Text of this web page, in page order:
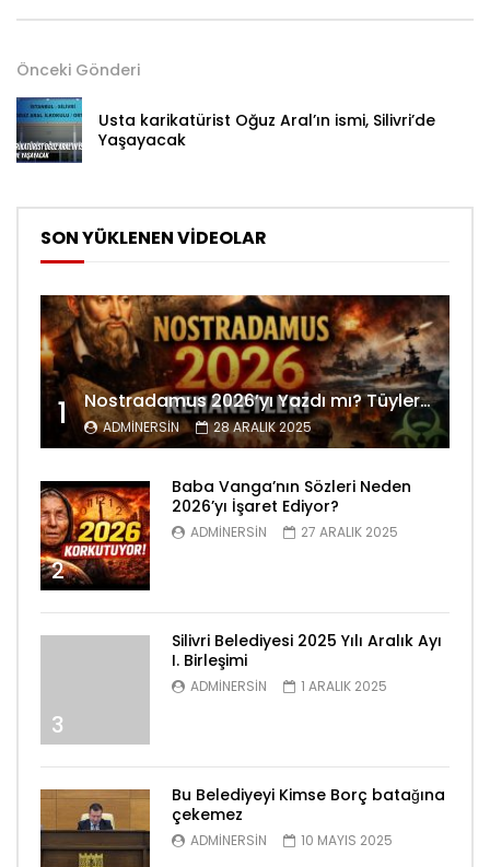
Önceki Gönderi
Usta karikatürist Oğuz Aral’ın ismi, Silivri’de
Yaşayacak
SON YÜKLENEN VİDEOLAR
1 Nostradamus 2026’yı Yazdı mı? Tüyler Ürperten Kehanetler
ADMINERSIN 28 ARALIK 2025
2
Baba Vanga’nın Sözleri Neden
2026’yı İşaret Ediyor?
ADMINERSIN 27 ARALIK 2025
3
Silivri Belediyesi 2025 Yılı Aralık Ayı
I. Birleşimi
ADMINERSIN 1 ARALIK 2025
Bu Belediyeyi Kimse Borç batağına
çekemez
ADMINERSIN 10 MAYIS 2025